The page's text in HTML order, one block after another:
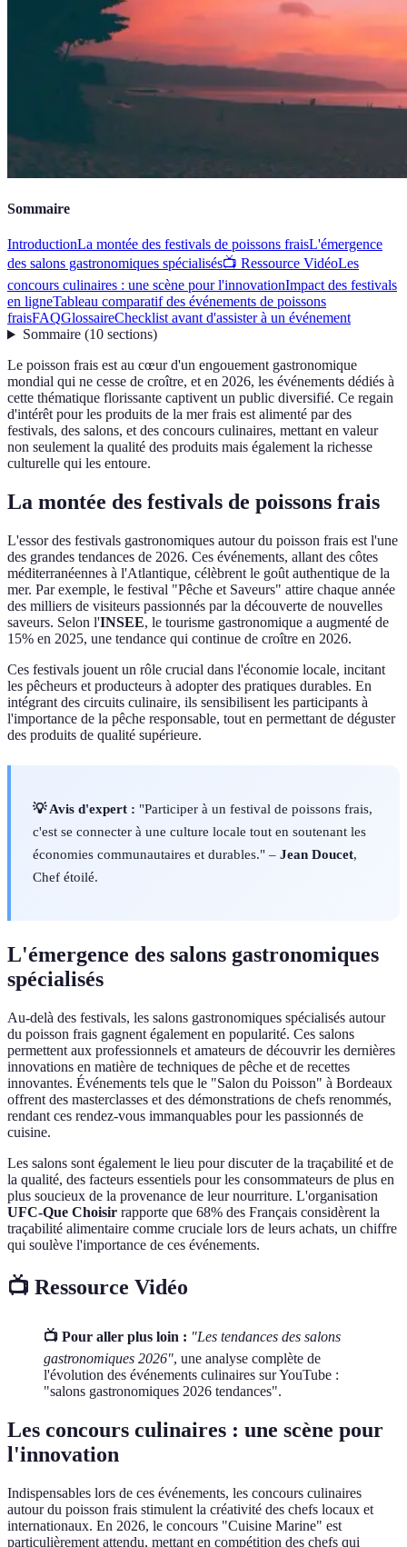
Sommaire
IntroductionLa montée des festivals de poissons fraisL'émergence
des salons gastronomiques spécialisés📺 Ressource VidéoLes
concours culinaires : une scène pour l'innovationImpact des festivals
en ligneTableau comparatif des événements de poissons
fraisFAQGlossaireChecklist avant d'assister à un événement
Sommaire(10 sections)
Le poisson frais est au cœur d'un engouement gastronomique
mondial qui ne cesse de croître, et en 2026, les événements dédiés à
cette thématique florissante captivent un public diversifié. Ce regain
d'intérêt pour les produits de la mer frais est alimenté par des
festivals, des salons, et des concours culinaires, mettant en valeur
non seulement la qualité des produits mais également la richesse
culturelle qui les entoure.
La montée des festivals de poissons frais
L'essor des festivals gastronomiques autour du poisson frais est l'une
des grandes tendances de 2026. Ces événements, allant des côtes
méditerranéennes à l'Atlantique, célèbrent le goût authentique de la
mer. Par exemple, le festival "Pêche et Saveurs" attire chaque année
des milliers de visiteurs passionnés par la découverte de nouvelles
saveurs. Selon l'INSEE, le tourisme gastronomique a augmenté de
15% en 2025, une tendance qui continue de croître en 2026.
Ces festivals jouent un rôle crucial dans l'économie locale, incitant
les pêcheurs et producteurs à adopter des pratiques durables. En
intégrant des circuits culinaire, ils sensibilisent les participants à
l'importance de la pêche responsable, tout en permettant de déguster
des produits de qualité supérieure.
💡 Avis d'expert : "Participer à un festival de poissons frais,
c'est se connecter à une culture locale tout en soutenant les
économies communautaires et durables." – Jean Doucet,
Chef étoilé.
L'émergence des salons gastronomiques
spécialisés
Au-delà des festivals, les salons gastronomiques spécialisés autour
du poisson frais gagnent également en popularité. Ces salons
permettent aux professionnels et amateurs de découvrir les dernières
innovations en matière de techniques de pêche et de recettes
innovantes. Événements tels que le "Salon du Poisson" à Bordeaux
offrent des masterclasses et des démonstrations de chefs renommés,
rendant ces rendez-vous immanquables pour les passionnés de
cuisine.
Les salons sont également le lieu pour discuter de la traçabilité et de
la qualité, des facteurs essentiels pour les consommateurs de plus en
plus soucieux de la provenance de leur nourriture. L'organisation
UFC-Que Choisir rapporte que 68% des Français considèrent la
traçabilité alimentaire comme cruciale lors de leurs achats, un chiffre
qui soulève l'importance de ces événements.
📺 Ressource Vidéo
📺 Pour aller plus loin : "Les tendances des salons
gastronomiques 2026", une analyse complète de
l'évolution des événements culinaires sur YouTube :
"salons gastronomiques 2026 tendances".
Les concours culinaires : une scène pour
l'innovation
Indispensables lors de ces événements, les concours culinaires
autour du poisson frais stimulent la créativité des chefs locaux et
internationaux. En 2026, le concours "Cuisine Marine" est
particulièrement attendu, mettant en compétition des chefs qui